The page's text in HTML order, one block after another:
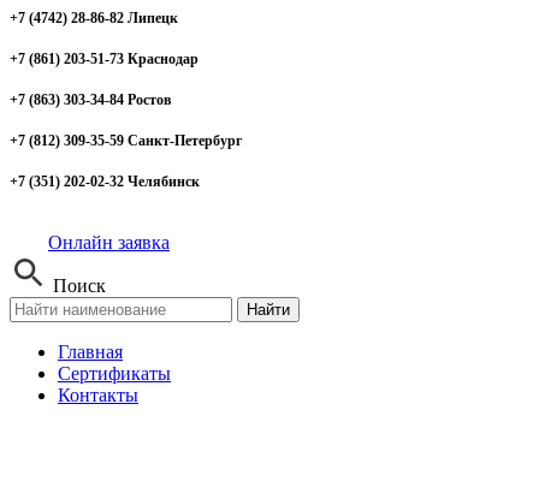
+7 (4742) 28-86-82 Липецк
+7 (861) 203-51-73 Краснодар
+7 (863) 303-34-84 Ростов
+7 (812) 309-35-59 Санкт-Петербург
+7 (351) 202-02-32 Челябинск
Онлайн заявка
Поиск
Найти
Главная
Сертификаты
Контакты